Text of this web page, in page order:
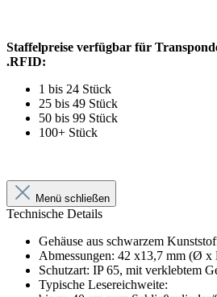
Staffelpreise verfügbar für
.RFID:
1 bis 24 Stück
25 bis 49 Stück
50 bis 99 Stück
100+ Stück
Menü schließen
Technische Details
Gehäuse aus schwarzem
Abmessungen: 42 x13,7 mm (Ø x
Schutzart: IP 65, mit verklebtem
Typische Lesereichweite: